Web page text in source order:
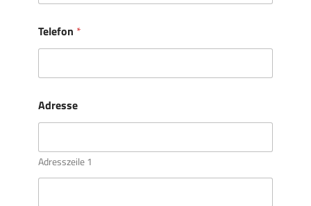
Telefon *
Adresse
Adresszeile 1